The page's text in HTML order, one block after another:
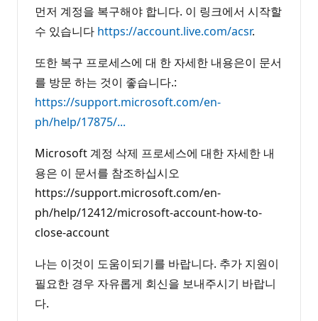
먼저 계정을 복구해야 합니다. 이 링크에서 시작할
수 있습니다 https://account.live.com/acsr.
또한 복구 프로세스에 대 한 자세한 내용은이 문서
를 방문 하는 것이 좋습니다.:
https://support.microsoft.com/en-
ph/help/17875/...
Microsoft 계정 삭제 프로세스에 대한 자세한 내
용은 이 문서를 참조하십시오
https://support.microsoft.com/en-
ph/help/12412/microsoft-account-how-to-
close-account
나는 이것이 도움이되기를 바랍니다. 추가 지원이
필요한 경우 자유롭게 회신을 보내주시기 바랍니
다.